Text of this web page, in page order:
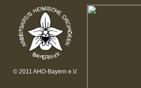
© 2011 AHO-Bayern e.V.